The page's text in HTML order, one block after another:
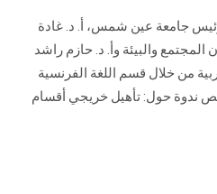
جامعة عين شمس، أ. د. غادة
والبيئة وأ. د. حازم راشد
من خلال قسم اللغة الفرنسية
ندوة حول: تأهيل خريجي أقسام